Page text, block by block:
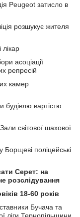
Peugeot затисло в
розшукує жителя
асоціації
репресій
камер
будівлю вартістю
світової шахової
поліцейські
Серет: на
розслідування
18-60 років
Бучача та